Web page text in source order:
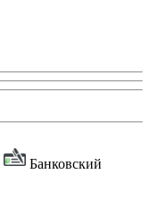
Банковский